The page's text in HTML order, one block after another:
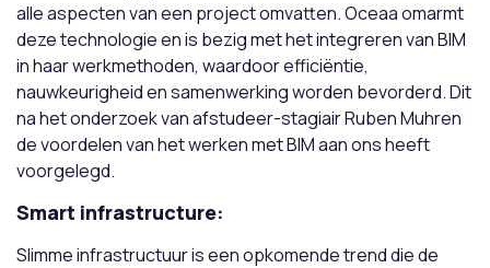
alle aspecten van een project omvatten. Oceaa omarmt
deze technologie en is bezig met het integreren van BIM
in haar werkmethoden, waardoor efficiëntie,
nauwkeurigheid en samenwerking worden bevorderd. Dit
na het onderzoek van afstudeer-stagiair Ruben Muhren
de voordelen van het werken met BIM aan ons heeft
voorgelegd.
Smart infrastructure:
Slimme infrastructuur is een opkomende trend die de